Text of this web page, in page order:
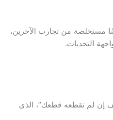
مستخلصة من تجارب الآخرين،
التحديات.
إن لم تقطعه قطعك”، الذي